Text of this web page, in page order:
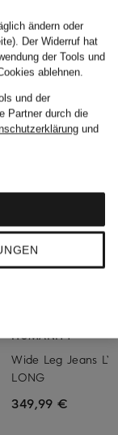
HUMANITY
Wide Leg Jeans
LONG
349,99 €
ändern oder
Der Widerruf hat
der Tools und
ablehnen.
und der
Partner durch die
und